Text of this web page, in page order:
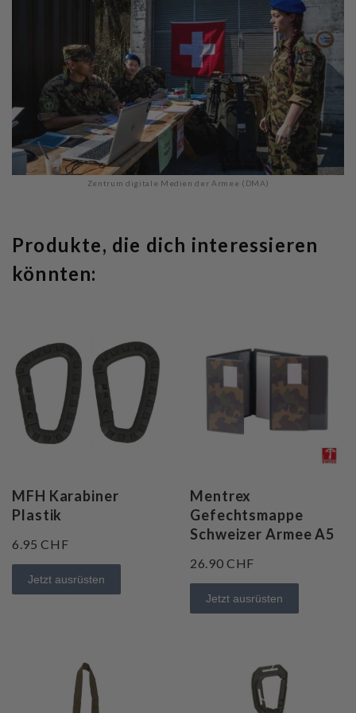
Zentrum digitale Medien der Armee (DMA)
Produkte, die dich interessieren
könnten:
MFH Karabiner
Plastik
6.95 CHF
Jetzt ausrüsten
Mentrex
Gefechtsmappe
Schweizer Armee A5
26.90 CHF
Jetzt ausrüsten